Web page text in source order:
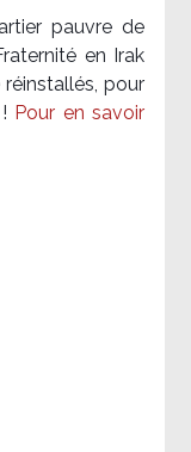
pauvre de
en Irak​
pour
Pour en savoir